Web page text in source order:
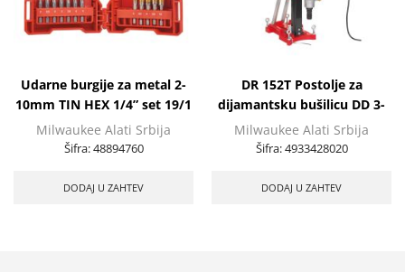
Udarne burgije za metal 2-
10mm TIN HEX 1/4” set 19/1
Milwaukee Alati Srbija
Šifra:48894760
DODAJ U ZAHTEV
DR 152T Postolje za
dijamantsku bušilicu DD 3-
152
Milwaukee Alati Srbija
Šifra:4933428020
DODAJ U ZAHTEV